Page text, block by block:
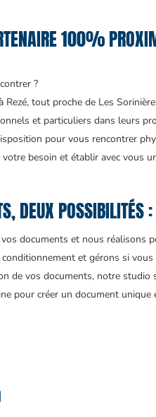
100%
?
tout proche de Les
et particuliers dans leurs
pour vous rencontrer
besoin et établir avec vous
DEUX POSSIBILITÉS :
documents et nous réalisons
et gérons si
de vos documents, notre studio
pour créer un document unique